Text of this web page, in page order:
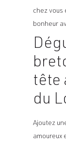
chez vous
bonheur
tête
du
Ajoutez
amoureux